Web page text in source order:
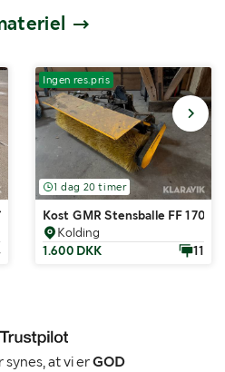
Ingen res.pris
1 dag 20 timer
Kost GMR Stensballe FF 1700
Kolding
1.600 DKK
11
synes, at vi erGOD